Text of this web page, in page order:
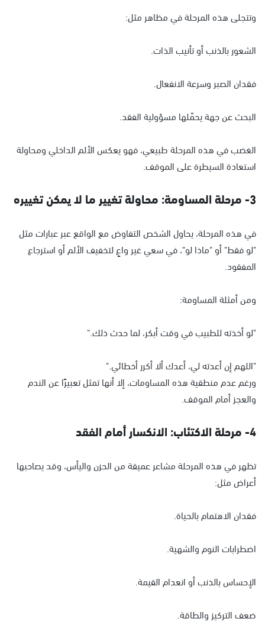
وتتجلى هذه المرحلة في مظاهر مثل:
الشعور بالذنب أو تأنيب الذات.
فقدان الصبر وسرعة الانفعال.
البحث عن جهة يحمّلها مسؤولية الفقد.
الغضب في هذه المرحلة طبيعي، فهو يعكس الألم الداخلي ومحاولة
استعادة السيطرة على الموقف.
3- مرحلة المساومة: محاولة تغيير ما لا يمكن تغييره
في هذه المرحلة، يحاول الشخص التفاوض مع الواقع عبر عبارات مثل
"لو فقط" أو "ماذا لو"، في سعي غير واعٍ لتخفيف الألم أو استرجاع
المفقود.
ومن أمثلة المساومة:
"لو أخذته للطبيب في وقت أبكر، لما حدث ذلك."
"اللهم إن أعدته لي، أعدك ألا أكرر أخطائي."
ورغم عدم منطقية هذه المساومات، إلا أنها تمثل تعبيرًا عن الندم
والعجز أمام الموقف.
4- مرحلة الاكتئاب: الانكسار أمام الفقد
تظهر في هذه المرحلة مشاعر عميقة من الحزن واليأس، وقد يصاحبها
أعراض مثل:
فقدان الاهتمام بالحياة.
اضطرابات النوم والشهية.
الإحساس بالذنب أو انعدام القيمة.
ضعف التركيز والطاقة.